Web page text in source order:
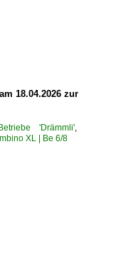
18.04.2026 zur
'Drämmli',
XL | Be 6/8